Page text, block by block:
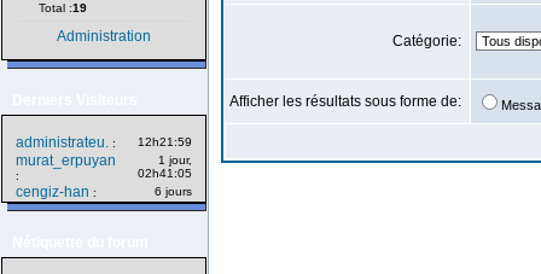
Total :19
Administration
administrateu. : 12h21:59
murat_erpuyan
:
1 jour,
02h41:05
cengiz-han : 6 jours
Catégorie:
Afficher les résultats sous forme de: